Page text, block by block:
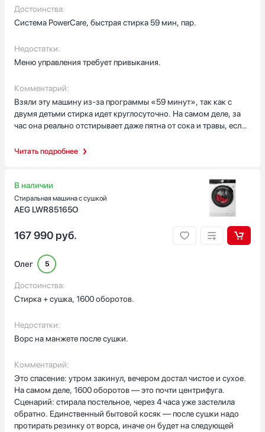
Страна производства
Алжир
Германия
Евросоюз
Показать все
Гарантия, мес
Читать подробнее
Достоинства:
Система PowerCare, быстрая стирка 59 мин, пар.
Недостатки:
Меню управления требует привыкания.
Комментарий:
Взяли эту машину из-за программы «59 минут», так как с
двумя детьми стирка идет круглосуточно. На самом деле, за
час она реально отстирывает даже пятна от сока и травы, если
месяца использования скажу — вещь. Особенно выручает
только шелест белья. По тактильным ощущениям — премиум
класс, все детали подогнаны четко. Расстроило поначалу
меню, слишком много подпунктов, первые пару дней сидел с
сигнал. Но сейчас уже на автомате всё щелкаю. Качество
стирки на 10 из 10.
В наличии
Стиральная машина с сушкой
AEG LWR85165O
167 990 руб.
Олег 5
Достоинства:
Стирка + сушка, 1600 оборотов.
Недостатки:
Ворс на манжете после сушки.
Комментарий:
Это спасение: утром закинул, вечером достал чистое и сухое.
На самом деле, 1600 оборотов — это почти центрифуга.
Сценарий: стирала постельное, через 4 часа уже застелила
обратно. Единственный бытовой косяк — после сушки надо
протирать резинку от ворса, иначе он будет на следующей